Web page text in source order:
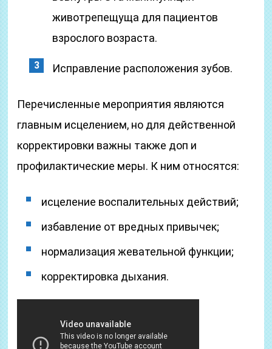
животрепещуща для пациентов
взрослого возраста.
Исправление расположения зубов.
Перечисленные мероприятия являются
главным исцелением, но для действенной
корректировки важны также доп и
профилактические меры. К ним относятся:
исцеление воспалительных действий;
избавление от вредных привычек;
нормализация жевательной функции;
корректировка дыхания.